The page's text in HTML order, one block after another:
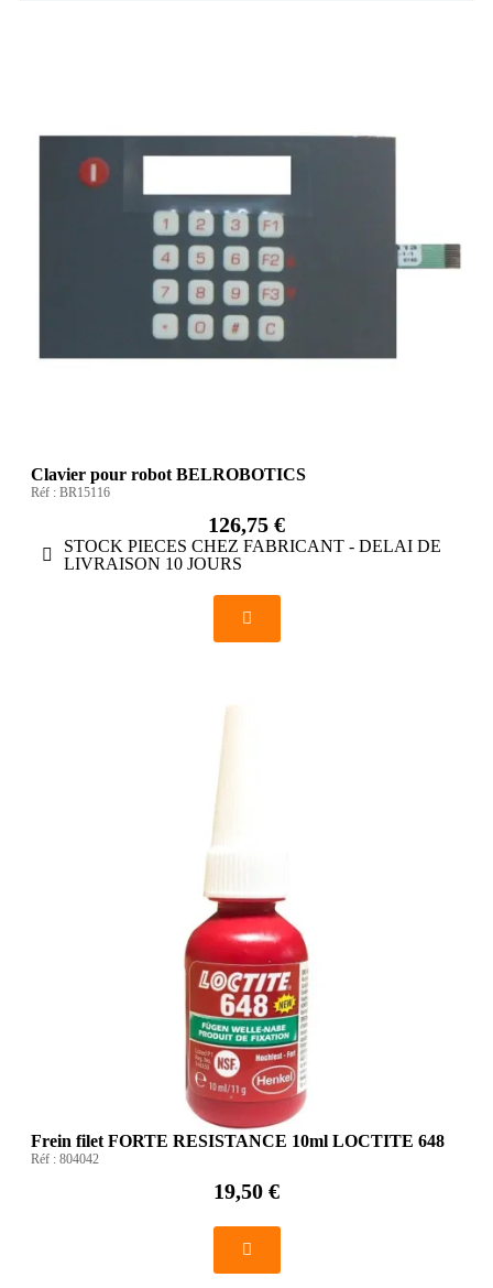
Clavier pour robot BELROBOTICS
Réf : BR15116
126,75 €
STOCK PIECES CHEZ FABRICANT - DELAI DE
LIVRAISON 10 JOURS
Frein filet FORTE RESISTANCE 10ml LOCTITE 648
Réf : 804042
19,50 €